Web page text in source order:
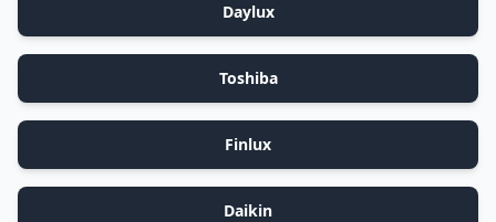
Daylux
Toshiba
Finlux
Daikin